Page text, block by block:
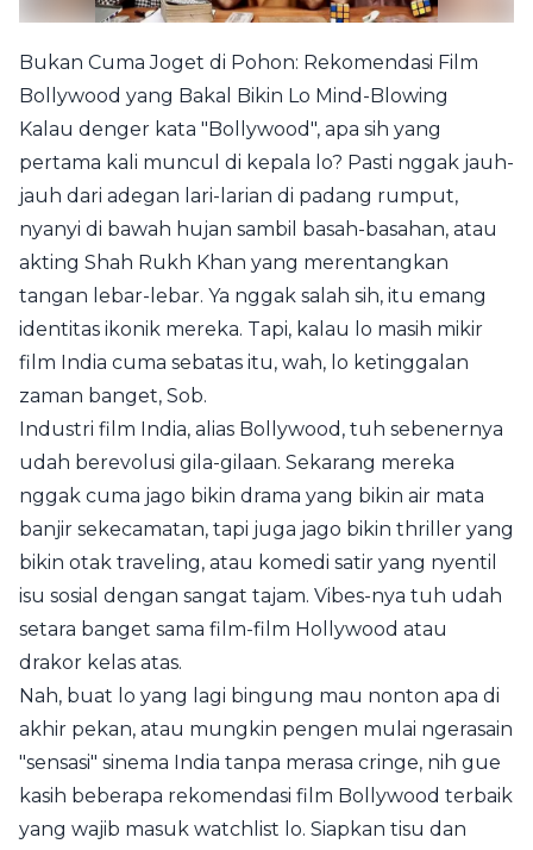
Bukan Cuma Joget di Pohon: Rekomendasi Film
Bollywood yang Bakal Bikin Lo Mind-Blowing
Kalau denger kata "Bollywood", apa sih yang
pertama kali muncul di kepala lo? Pasti nggak jauh-
jauh dari adegan lari-larian di padang rumput,
nyanyi di bawah hujan sambil basah-basahan, atau
akting Shah Rukh Khan yang merentangkan
tangan lebar-lebar. Ya nggak salah sih, itu emang
identitas ikonik mereka. Tapi, kalau lo masih mikir
film India cuma sebatas itu, wah, lo ketinggalan
zaman banget, Sob.
Industri film India, alias Bollywood, tuh sebenernya
udah berevolusi gila-gilaan. Sekarang mereka
nggak cuma jago bikin drama yang bikin air mata
banjir sekecamatan, tapi juga jago bikin thriller yang
bikin otak traveling, atau komedi satir yang nyentil
isu sosial dengan sangat tajam. Vibes-nya tuh udah
setara banget sama film-film Hollywood atau
drakor kelas atas.
Nah, buat lo yang lagi bingung mau nonton apa di
akhir pekan, atau mungkin pengen mulai ngerasain
"sensasi" sinema India tanpa merasa cringe, nih gue
kasih beberapa rekomendasi film Bollywood terbaik
yang wajib masuk watchlist lo. Siapkan tisu dan